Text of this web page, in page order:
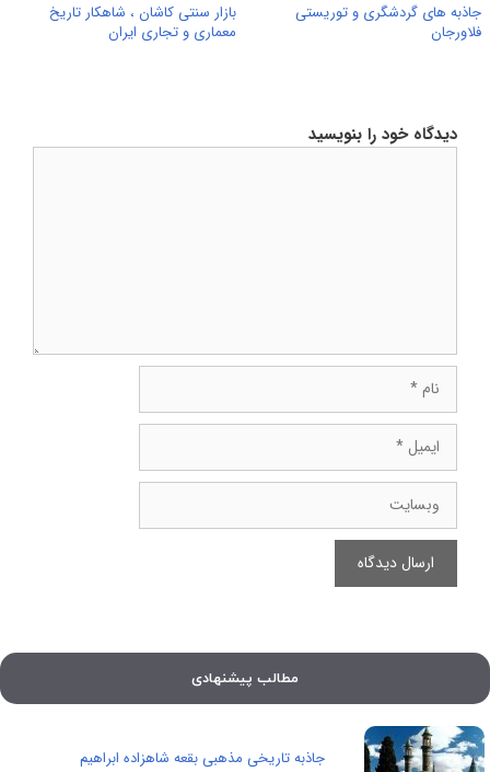
جاذبه های گردشگری و توریستی
فلاورجان
بازار سنتی کاشان ، شاهکار تاریخ
معماری و تجاری ایران
دیدگاه خود را بنویسید
ایمیل
وبسایت
مطالب پیشنهادی
جاذبه تاریخی مذهبی بقعه شاهزاده ابراهیم